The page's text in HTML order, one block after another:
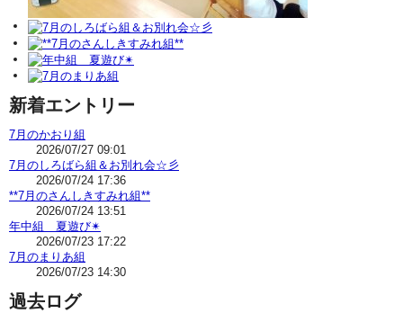
新着エントリー
7月のかおり組
2026/07/27 09:01
7月のしろばら組＆お別れ会☆彡
2026/07/24 17:36
**7月のさんしきすみれ組**
2026/07/24 13:51
年中組 夏遊び✴
2026/07/23 17:22
7月のまりあ組
2026/07/23 14:30
過去ログ